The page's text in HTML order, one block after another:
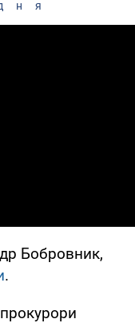
Бобровник,
.